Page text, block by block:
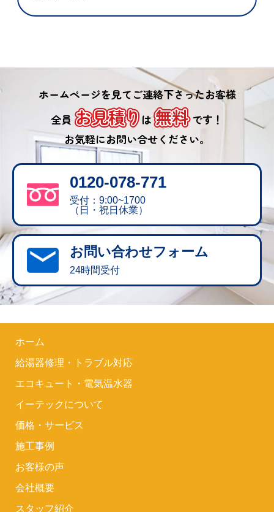
ホームページを見てご連絡下さったお客様
全員 お見積り は 無料 です！
お気軽にお問い合せください。
0120-078-771
受付：9:00~1700
（日・祝日休業）
お問い合わせフォーム
24時間受付
ホーム
給湯器修理・トラブル対応
エコキュート・電気温水器
イーテックについて
価格・サービス
施工事例
お客様の声
会社概要
スタッフ紹介